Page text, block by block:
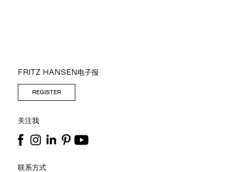
FRITZ HANSEN电子报
REGISTER
关注我
联系方式